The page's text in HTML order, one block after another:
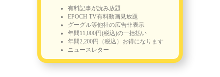
有料記事が読み放題
EPOCH TV有料動画見放題
グーグル等他社の広告非表示
年間11,000円(税込)の一括払い
年間2,200円（税込）お得になります
ニュースレター